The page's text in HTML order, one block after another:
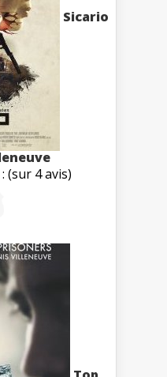
Sicario
(sur 4 avis)